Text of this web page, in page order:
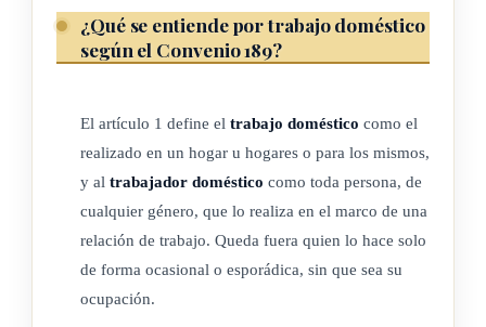
la Oficina Internacional del Trabajo, y congregada en dicha
ciudad el 1.º de junio de 2011 en su centésima reunión;
del Trabajo de promover el trabajo decente para todos
mediante el logro de las metas establecidas en la Declaración
de la OIT relativa a los principios y derechos fundamentales
en el trabajo y en la Declaración de la OIT sobre la justicia
social para una globalización equitativa;
Reconociendo la contribución significativa de los
¿Qué se entiende por trabajo doméstico
según el Convenio 189?
El artículo 1 define el trabajo doméstico como el
realizado en un hogar u hogares o para los mismos,
y al trabajador doméstico como toda persona, de
cualquier género, que lo realiza en el marco de una
relación de trabajo. Queda fuera quien lo hace solo
de forma ocasional o esporádica, sin que sea su
ocupación.